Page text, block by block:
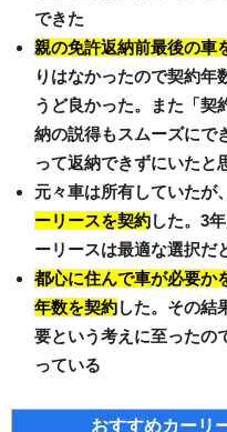
できた
親の免許返納前最後の車
りはなかったので契約年
うど良かった。また「契
納の説得もスムーズにで
って返納できずにいたと
元々車は所有していたが、
ーリースを契約した。3
ーリースは最適な選択だ
都心に住んで車が必要か
年数を契約した。その結
要という考えに至ったの
っている
おすすめカーリ